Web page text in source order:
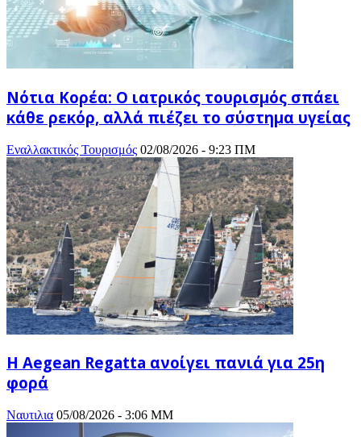
Νότια Κορέα: Ο ιατρικός τουρισμός σπάει
κάθε ρεκόρ, αλλά πιέζει το σύστημα υγείας
Εναλλακτικός Τουρισμός 02/08/2026 - 9:23 ΠΜ
Η Aegean Regatta ανοίγει πανιά για 25η
φορά
Ναυτιλια 05/08/2026 - 3:06 ΜΜ